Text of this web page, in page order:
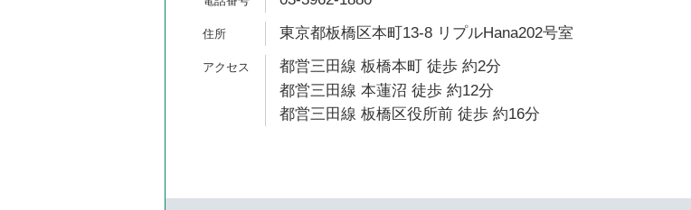
東京都板橋区本町13-8 リプルHana202号室
都営三田線 板橋本町 徒歩 約2分
都営三田線 本蓮沼 徒歩 約12分
都営三田線 板橋区役所前 徒歩 約16分